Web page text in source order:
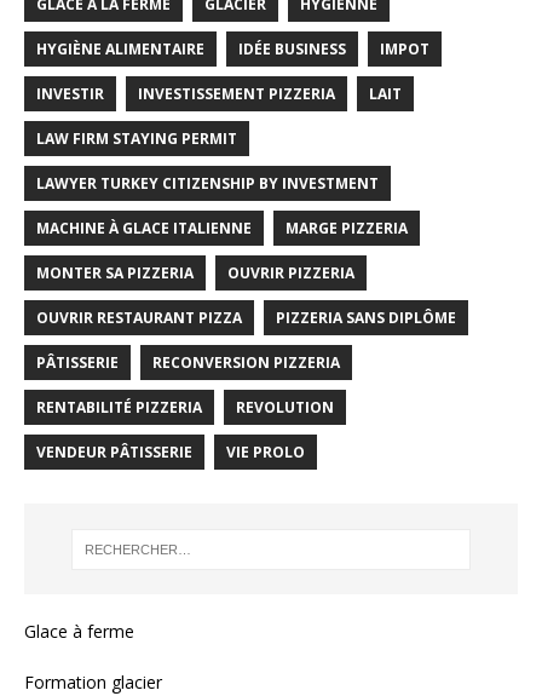
GLACE À LA FERME GLACIER HYGIENNE
HYGIÈNE ALIMENTAIRE IDÉE BUSINESS IMPOT
INVESTIR INVESTISSEMENT PIZZERIA LAIT
LAW FIRM STAYING PERMIT
LAWYER TURKEY CITIZENSHIP BY INVESTMENT
MACHINE À GLACE ITALIENNE MARGE PIZZERIA
MONTER SA PIZZERIA OUVRIR PIZZERIA
OUVRIR RESTAURANT PIZZA PIZZERIA SANS DIPLÔME
PÂTISSERIE RECONVERSION PIZZERIA
RENTABILITÉ PIZZERIA REVOLUTION
VENDEUR PÂTISSERIE VIE PROLO
Glace à ferme
Formation glacier